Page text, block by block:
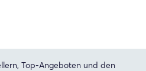
Top-Angeboten und den
angemeldet?